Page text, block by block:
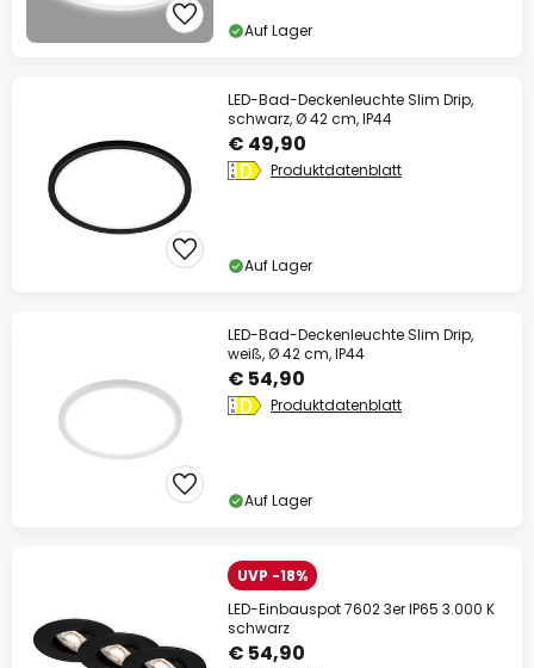
Auf Lager
LED-Bad-Deckenleuchte Slim Drip,
schwarz, Ø 42 cm, IP44
€ 49,90
Produktdatenblatt
Auf Lager
LED-Bad-Deckenleuchte Slim Drip,
weiß, Ø 42 cm, IP44
€ 54,90
Produktdatenblatt
Auf Lager
UVP -18%
LED-Einbauspot 7602 3er IP65 3.000 K
schwarz
€ 54,90